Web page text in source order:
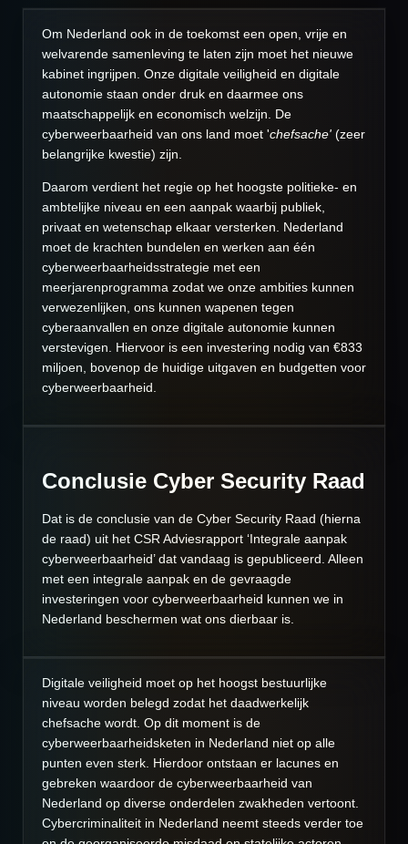
Om Nederland ook in de toekomst een open, vrije en
welvarende samenleving te laten zijn moet het nieuwe
kabinet ingrijpen. Onze digitale veiligheid en digitale
autonomie staan onder druk en daarmee ons
maatschappelijk en economisch welzijn. De
cyberweerbaarheid van ons land moet 'chefsache' (zeer
belangrijke kwestie) zijn.
Daarom verdient het regie op het hoogste politieke- en
ambtelijke niveau en een aanpak waarbij publiek,
privaat en wetenschap elkaar versterken. Nederland
moet de krachten bundelen en werken aan één
cyberweerbaarheidsstrategie met een
meerjarenprogramma zodat we onze ambities kunnen
verwezenlijken, ons kunnen wapenen tegen
cyberaanvallen en onze digitale autonomie kunnen
verstevigen. Hiervoor is een investering nodig van €833
miljoen, bovenop de huidige uitgaven en budgetten voor
cyberweerbaarheid.
Conclusie Cyber Security Raad
Dat is de conclusie van de Cyber Security Raad (hierna
de raad) uit het CSR Adviesrapport ‘Integrale aanpak
cyberweerbaarheid’ dat vandaag is gepubliceerd. Alleen
met een integrale aanpak en de gevraagde
investeringen voor cyberweerbaarheid kunnen we in
Nederland beschermen wat ons dierbaar is.
Digitale veiligheid moet op het hoogst bestuurlijke
niveau worden belegd zodat het daadwerkelijk
chefsache wordt. Op dit moment is de
cyberweerbaarheidsketen in Nederland niet op alle
punten even sterk. Hierdoor ontstaan er lacunes en
gebreken waardoor de cyberweerbaarheid van
Nederland op diverse onderdelen zwakheden vertoont.
Cybercriminaliteit in Nederland neemt steeds verder toe